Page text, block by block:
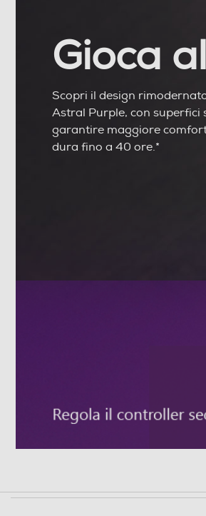
Gioca
Scopri il design
Astral Purple, con
garantire maggiore
dura fino a 40 ore.*